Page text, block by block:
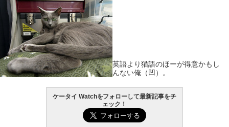
英語より猫語のほーが得意かもし
んない俺（凹）。
ケータイ Watchをフォローして最新記事をチ
ェック！